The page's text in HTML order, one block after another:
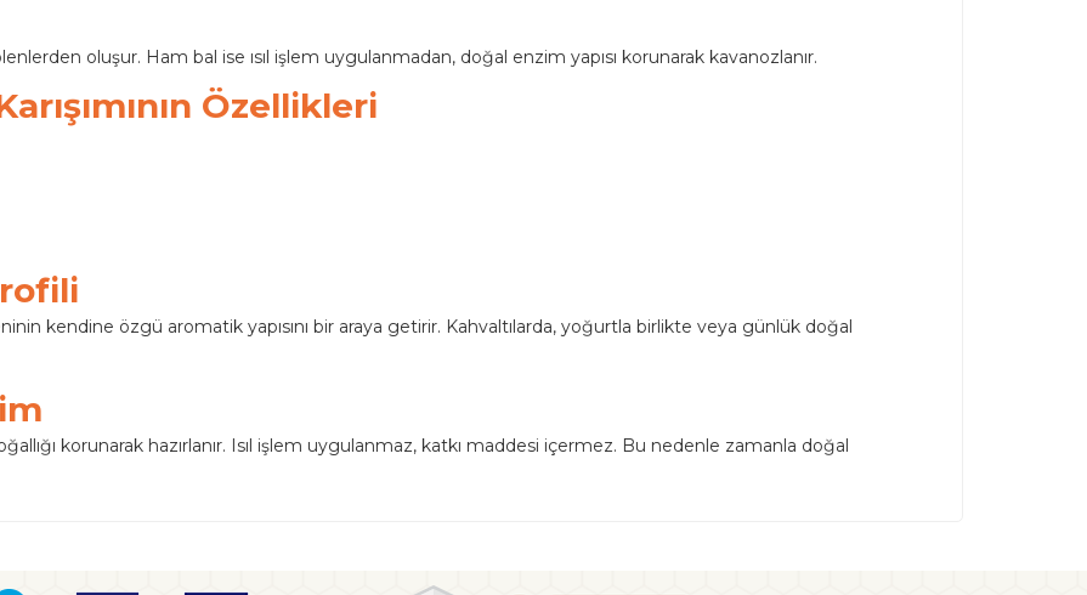
oluşur. Ham bal ise ısıl işlem uygulanmadan, doğal enzim yapısı korunarak kavanozlanır.
Özellikleri
kendine özgü aromatik yapısını bir araya getirir. Kahvaltılarda, yoğurtla birlikte veya günlük doğal
korunarak hazırlanır. Isıl işlem uygulanmaz, katkı maddesi içermez. Bu nedenle zamanla doğal